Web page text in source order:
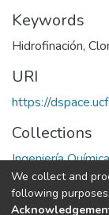
Keywords
Hidrofinación,
URI
https://
Collections
Ingeniería Química
Full item
We collect and
following purposes: